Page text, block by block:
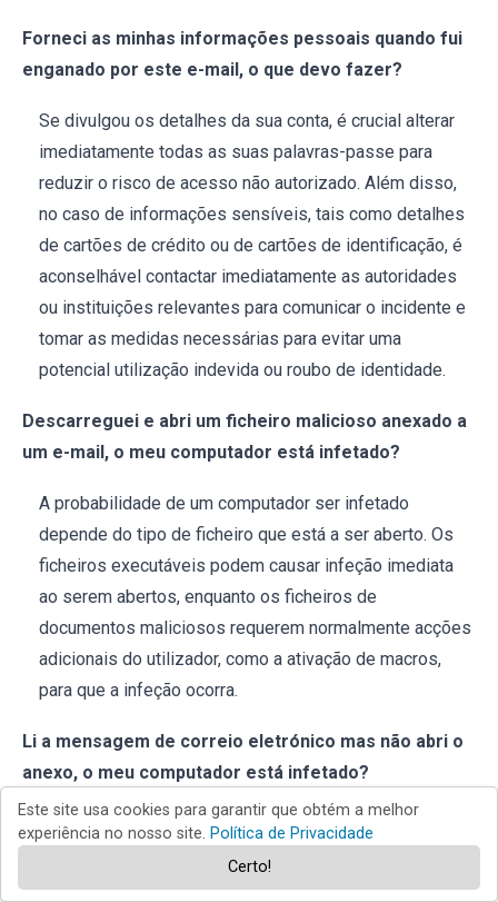
Forneci as minhas informações pessoais quando fui
enganado por este e-mail, o que devo fazer?
Se divulgou os detalhes da sua conta, é crucial alterar
imediatamente todas as suas palavras-passe para
reduzir o risco de acesso não autorizado. Além disso,
no caso de informações sensíveis, tais como detalhes
de cartões de crédito ou de cartões de identificação, é
aconselhável contactar imediatamente as autoridades
ou instituições relevantes para comunicar o incidente e
tomar as medidas necessárias para evitar uma
potencial utilização indevida ou roubo de identidade.
Descarreguei e abri um ficheiro malicioso anexado a
um e-mail, o meu computador está infetado?
A probabilidade de um computador ser infetado
depende do tipo de ficheiro que está a ser aberto. Os
ficheiros executáveis podem causar infeção imediata
ao serem abertos, enquanto os ficheiros de
documentos maliciosos requerem normalmente acções
adicionais do utilizador, como a ativação de macros,
para que a infeção ocorra.
Li a mensagem de correio eletrónico mas não abri o
anexo, o meu computador está infetado?
O simples facto de abrir uma mensagem de correio
eletrónico não é motivo de preocupação. O risco real
surge quando as pessoas clicam em links ou abrem
Este site usa cookies para garantir que obtém a melhor
experiência no nosso site. Política de Privacidade
Certo!